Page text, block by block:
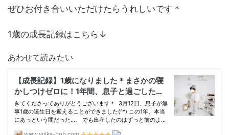
ぜひお付き合いいただけたらうれしいです＊
1歳の成長記録はこちら↓
あわせて読みたい